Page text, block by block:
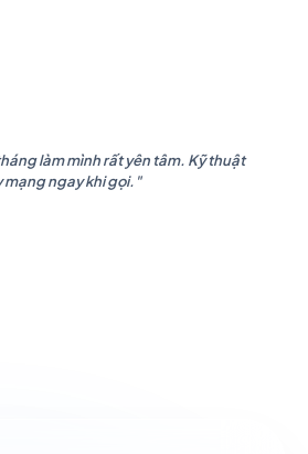
làm mình rất yên tâm. Kỹ thuật
mạng ngay khi gọi."